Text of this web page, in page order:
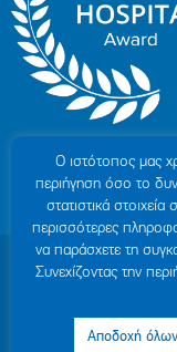
© 2007-2026
Personal Data Protection
Ο ιστότοπoς μας
περιήγηση όσο το
στατιστικά
περισσότερες
να παράσχετε τη
Συνεχίζοντας την
Αποδοχή όλων